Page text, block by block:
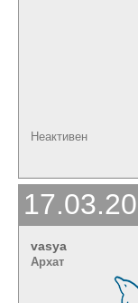
Неактивен
vasya
Архат